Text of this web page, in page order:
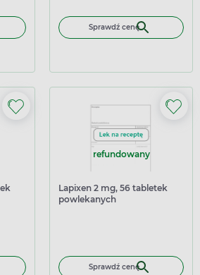
Sprawdź cenę
refundowany
Lapixen 2 mg, 56 tabletek
powlekanych
Sprawdź cenę